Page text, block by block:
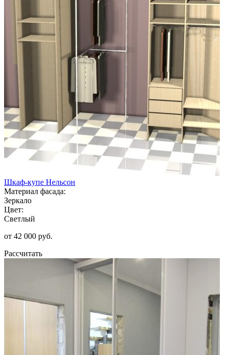
Шкаф-купе Нельсон
Материал фасада:
Зеркало
Цвет:
Светлый
от 42 000 руб.
Рассчитать